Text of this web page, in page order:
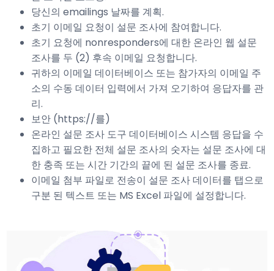
당신의 emailings 날짜를 계획.
초기 이메일 요청이 설문 조사에 참여합니다.
초기 요청에 nonresponders에 대한 온라인 웹 설문
조사를 두 (2) 후속 이메일 요청합니다.
귀하의 이메일 데이터베이스 또는 참가자의 이메일 주
소의 수동 데이터 입력에서 가져 오기하여 응답자를 관
리.
보안 (https://를)
온라인 설문 조사 도구 데이터베이스 시스템 응답을 수
집하고 필요한 전체 설문 조사의 숫자는 설문 조사에 대
한 충족 또는 시간 기간의 끝에 된 설문 조사를 종료.
이메일 첨부 파일로 전송이 설문 조사 데이터를 탭으로
구분 된 텍스트 또는 MS Excel 파일에 설정합니다.